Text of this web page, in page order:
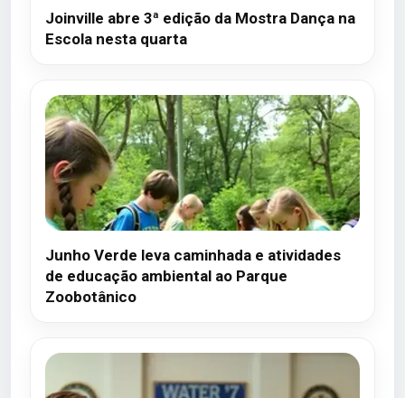
Joinville abre 3ª edição da Mostra Dança na
Escola nesta quarta
Junho Verde leva caminhada e atividades
de educação ambiental ao Parque
Zoobotânico